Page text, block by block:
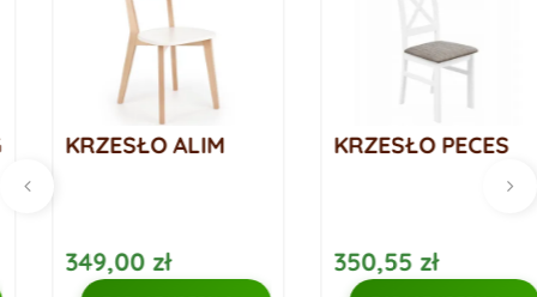
KRZESŁO ALIM
349,00 zł
KRZESŁO PECES
350,55 zł